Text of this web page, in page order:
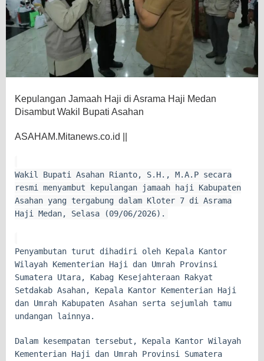
Kepulangan Jamaah Haji di Asrama Haji Medan
Disambut Wakil Bupati Asahan
ASAHAM.Mitanews.co.id ||
Wakil Bupati Asahan Rianto, S.H., M.A.P secara
resmi menyambut kepulangan jamaah haji Kabupaten
Asahan yang tergabung dalam Kloter 7 di Asrama
Haji Medan, Selasa (09/06/2026).
Penyambutan turut dihadiri oleh Kepala Kantor
Wilayah Kementerian Haji dan Umrah Provinsi
Sumatera Utara, Kabag Kesejahteraan Rakyat
Setdakab Asahan, Kepala Kantor Kementerian Haji
dan Umrah Kabupaten Asahan serta sejumlah tamu
undangan lainnya.
Dalam kesempatan tersebut, Kepala Kantor Wilayah
Kementerian Haji dan Umrah Provinsi Sumatera